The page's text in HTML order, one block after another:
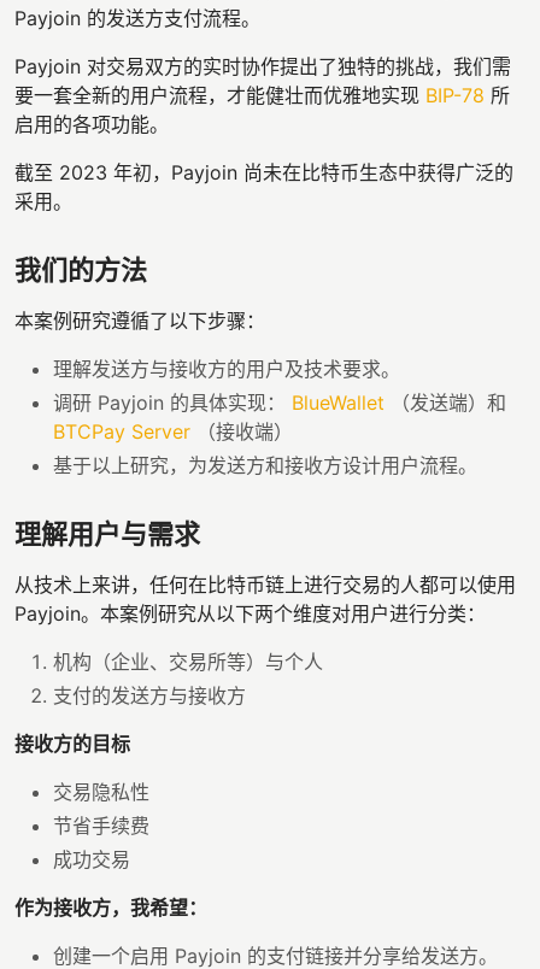
Payjoin 的发送方支付流程。
Payjoin 对交易双方的实时协作提出了独特的挑战，我们需
要一套全新的用户流程，才能健壮而优雅地实现 BIP-78 所
启用的各项功能。
截至 2023 年初，Payjoin 尚未在比特币生态中获得广泛的
采用。
我们的方法
本案例研究遵循了以下步骤：
理解发送方与接收方的用户及技术要求。
调研 Payjoin 的具体实现： BlueWallet （发送端）和
BTCPay Server （接收端）
基于以上研究，为发送方和接收方设计用户流程。
理解用户与需求
从技术上来讲，任何在比特币链上进行交易的人都可以使用
Payjoin。本案例研究从以下两个维度对用户进行分类：
机构（企业、交易所等）与个人
支付的发送方与接收方
接收方的目标
交易隐私性
节省手续费
成功交易
作为接收方，我希望：
创建一个启用 Payjoin 的支付链接并分享给发送方。